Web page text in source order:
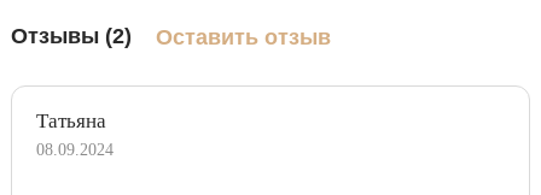
Отзывы (2) Оставить отзыв
Татьяна
08.09.2024